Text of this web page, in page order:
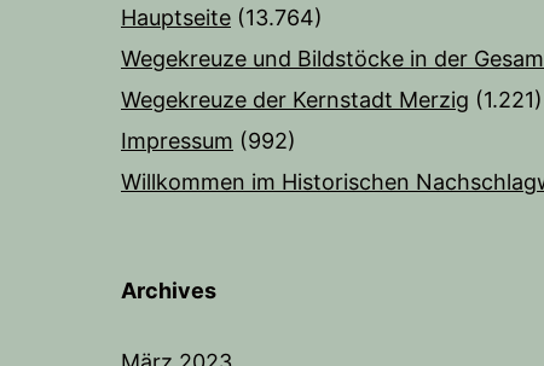
Hauptseite (13.764)
Wegekreuze und Bildstöcke in der
Wegekreuze der Kernstadt Merzig (1.221)
Impressum (992)
Willkommen im Historischen
Archives